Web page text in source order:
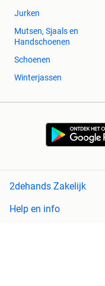
Jurken
Mutsen, Sjaals en
Handschoenen
Schoenen
Winterjassen
2dehands Zakelijk
Help en info